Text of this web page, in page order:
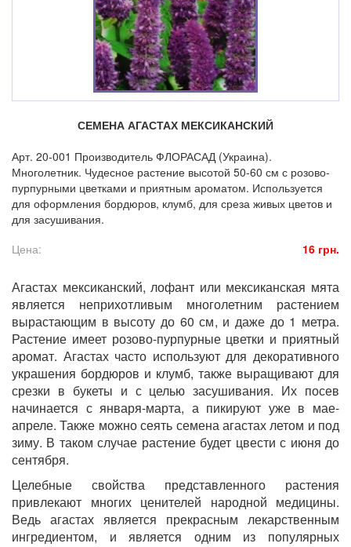
СЕМЕНА АГАСТАХ МЕКСИКАНСКИЙ
Арт. 20-001 Производитель ФЛОРАСАД (Украина).
Многолетник. Чудесное растение высотой 50-60 см с розово-
пурпурными цветками и приятным ароматом. Используется
для оформления бордюров, клумб, для среза живых цветов и
для засушивания.
Цена:
16 грн.
Агастах мексиканский, лофант или мексиканская мята
является неприхотливым многолетним растением
вырастающим в высоту до 60 см, и даже до 1 метра.
Растение имеет розово-пурпурные цветки и приятный
аромат. Агастах часто используют для декоративного
украшения бордюров и клумб, также выращивают для
срезки в букеты и с целью засушивания. Их посев
начинается с января-марта, а пикируют уже в мае-
апреле. Также можно сеять семена агастах летом и под
зиму. В таком случае растение будет цвести с июня до
сентября.
Целебные свойства представленного растения
привлекают многих ценителей народной медицины.
Ведь агастах является прекрасным лекарственным
ингредиентом, и является одним из популярных